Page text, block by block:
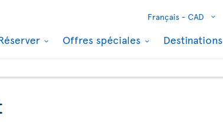
Français - CAD
Offres spéciales Destinations